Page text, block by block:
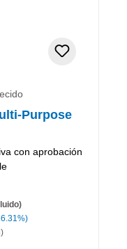
Purpose
con aprobación